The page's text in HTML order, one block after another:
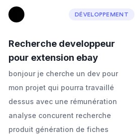
DÉVELOPPEMENT
Recherche developpeur
pour extension ebay
bonjour je cherche un dev pour
mon projet qui pourra travaillé
dessus avec une rémunération
analyse concurent recherche
produit génération de fiches